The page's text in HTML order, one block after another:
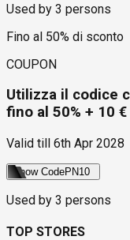
Used by 3 persons
Fino al 50% di sconto
COUPON
Utilizza il codice
fino al 50% + 10
Valid till 6th Apr 2028
Show CodePN10
Used by 3 persons
TOP STORES